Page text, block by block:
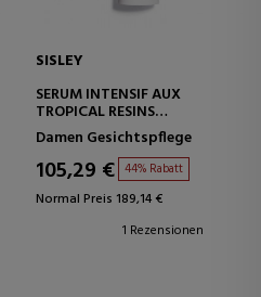
SISLEY
SERUM INTENSIF AUX
TROPICAL RESINS
BEHANDLUNG GEGEN
HAUTUNREINHEITEN
Damen Gesichtspflege
105,29 € 44% Rabatt
Normal Preis 189,14 €
1 Rezensionen